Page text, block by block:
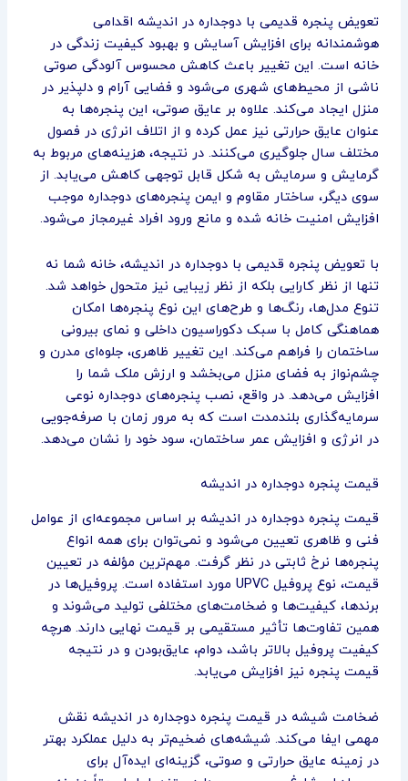
تعویض پنجره قدیمی با دوجداره در اندیشه اقدامی
هوشمندانه برای افزایش آسایش و بهبود کیفیت زندگی در
خانه است. این تغییر باعث کاهش محسوس آلودگی صوتی
ناشی از محیط‌های شهری می‌شود و فضایی آرام و دلپذیر در
منزل ایجاد می‌کند. علاوه بر عایق صوتی، این پنجره‌ها به
عنوان عایق حرارتی نیز عمل کرده و از اتلاف انرژی در فصول
مختلف سال جلوگیری می‌کنند. در نتیجه، هزینه‌های مربوط به
گرمایش و سرمایش به شکل قابل توجهی کاهش می‌یابد. از
سوی دیگر، ساختار مقاوم و ایمن پنجره‌های دوجداره موجب
افزایش امنیت خانه شده و مانع ورود افراد غیرمجاز می‌شود.
با تعویض پنجره قدیمی با دوجداره در اندیشه، خانه شما نه
تنها از نظر کارایی بلکه از نظر زیبایی نیز متحول خواهد شد.
تنوع مدل‌ها، رنگ‌ها و طرح‌های این نوع پنجره‌ها امکان
هماهنگی کامل با سبک دکوراسیون داخلی و نمای بیرونی
ساختمان را فراهم می‌کند. این تغییر ظاهری، جلوه‌ای مدرن و
چشم‌نواز به فضای منزل می‌بخشد و ارزش ملک شما را
افزایش می‌دهد. در واقع، نصب پنجره‌های دوجداره نوعی
سرمایه‌گذاری بلندمدت است که به مرور زمان با صرفه‌جویی
در انرژی و افزایش عمر ساختمان، سود خود را نشان می‌دهد.
قیمت پنجره دوجداره در اندیشه
قیمت پنجره دوجداره در اندیشه بر اساس مجموعه‌ای از عوامل
فنی و ظاهری تعیین می‌شود و نمی‌توان برای همه انواع
پنجره‌ها نرخ ثابتی در نظر گرفت. مهم‌ترین مؤلفه در تعیین
قیمت، نوع پروفیل UPVC مورد استفاده است. پروفیل‌ها در
برندها، کیفیت‌ها و ضخامت‌های مختلفی تولید می‌شوند و
همین تفاوت‌ها تأثیر مستقیمی بر قیمت نهایی دارند. هرچه
کیفیت پروفیل بالاتر باشد، دوام، عایق‌بودن و در نتیجه
قیمت پنجره نیز افزایش می‌یابد.
ضخامت شیشه در قیمت پنجره دوجداره در اندیشه نقش
مهمی ایفا می‌کند. شیشه‌های ضخیم‌تر به دلیل عملکرد بهتر
در زمینه عایق حرارتی و صوتی، گزینه‌ای ایده‌آل برای